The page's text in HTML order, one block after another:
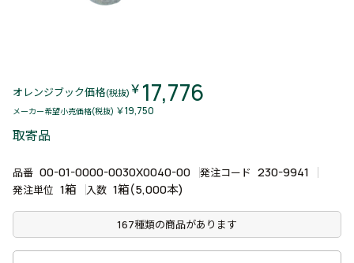
オレンジブック価格(税抜) ￥ 17,776
メーカー希望小売価格(税抜) ￥19,750
取寄品
品番 00-01-0000-0030X0040-00 発注コード 230-9941
発注単位 1箱 入数 1箱(5,000本)
167種類の商品があります